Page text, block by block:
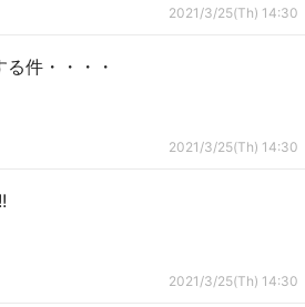
2021/3/25(Th) 14:30
件・・・・
2021/3/25(Th) 14:30
2021/3/25(Th) 14:30